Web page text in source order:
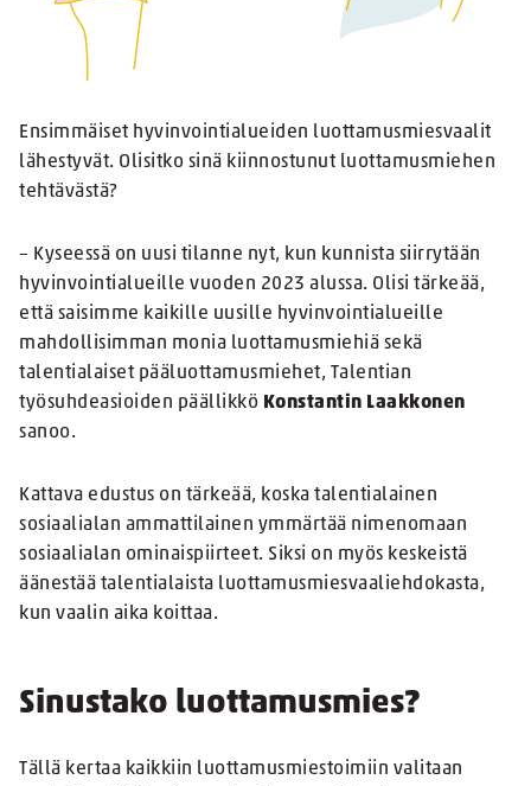
Ensimmäiset hyvinvointialueiden luottamusmiesvaalit
lähestyvät. Olisitko sinä kiinnostunut luottamusmiehen
tehtävästä?
– Kyseessä on uusi tilanne nyt, kun kunnista siirrytään
hyvinvointialueille vuoden 2023 alussa. Olisi tärkeää,
että saisimme kaikille uusille hyvinvointialueille
mahdollisimman monia luottamusmiehiä sekä
talentialaiset pääluottamusmiehet, Talentian
työsuhdeasioiden päällikkö Konstantin Laakkonen
sanoo.
Kattava edustus on tärkeää, koska talentialainen
sosiaalialan ammattilainen ymmärtää nimenomaan
sosiaalialan ominaispiirteet. Siksi on myös keskeistä
äänestää talentialaista luottamusmiesvaaliehdokasta,
kun vaalin aika koittaa.
Sinustako luottamusmies?
Tällä kertaa kaikkiin luottamusmiestoimiin valitaan